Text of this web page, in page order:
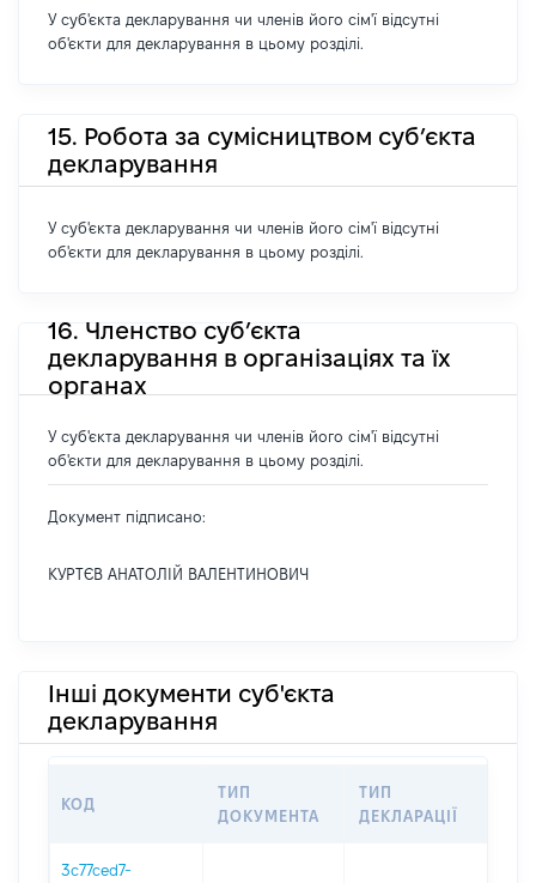
У суб'єкта декларування чи членів його сім'ї відсутні
об'єкти для декларування в цьому розділі.
15. Робота за сумісництвом суб’єкта
декларування
У суб'єкта декларування чи членів його сім'ї відсутні
об'єкти для декларування в цьому розділі.
16. Членство суб’єкта
декларування в організаціях та їх
органах
У суб'єкта декларування чи членів його сім'ї відсутні
об'єкти для декларування в цьому розділі.
Документ підписано:
КУРТЄВ АНАТОЛІЙ ВАЛЕНТИНОВИЧ
Інші документи суб'єкта
декларування
КОД
ТИП
ДОКУМЕНТА
ТИП
ДЕКЛАРАЦІЇ
3c77ced7-